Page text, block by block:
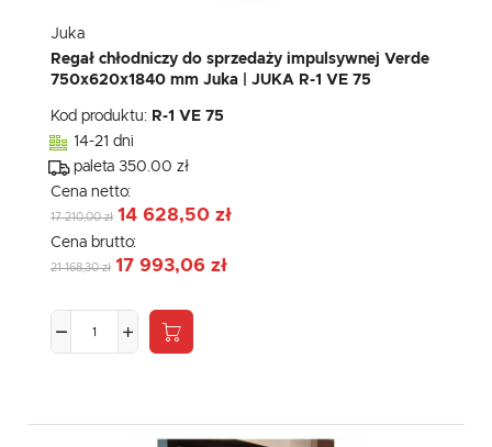
Juka
Regał chłodniczy do sprzedaży impulsywnej Verde
750x620x1840 mm Juka | JUKA R-1 VE 75
Kod produktu: R-1 VE 75
14-21 dni
paleta 350.00 zł
Cena netto:
17 210,00 zł 14 628,50 zł
Cena brutto:
21 168,30 zł 17 993,06 zł